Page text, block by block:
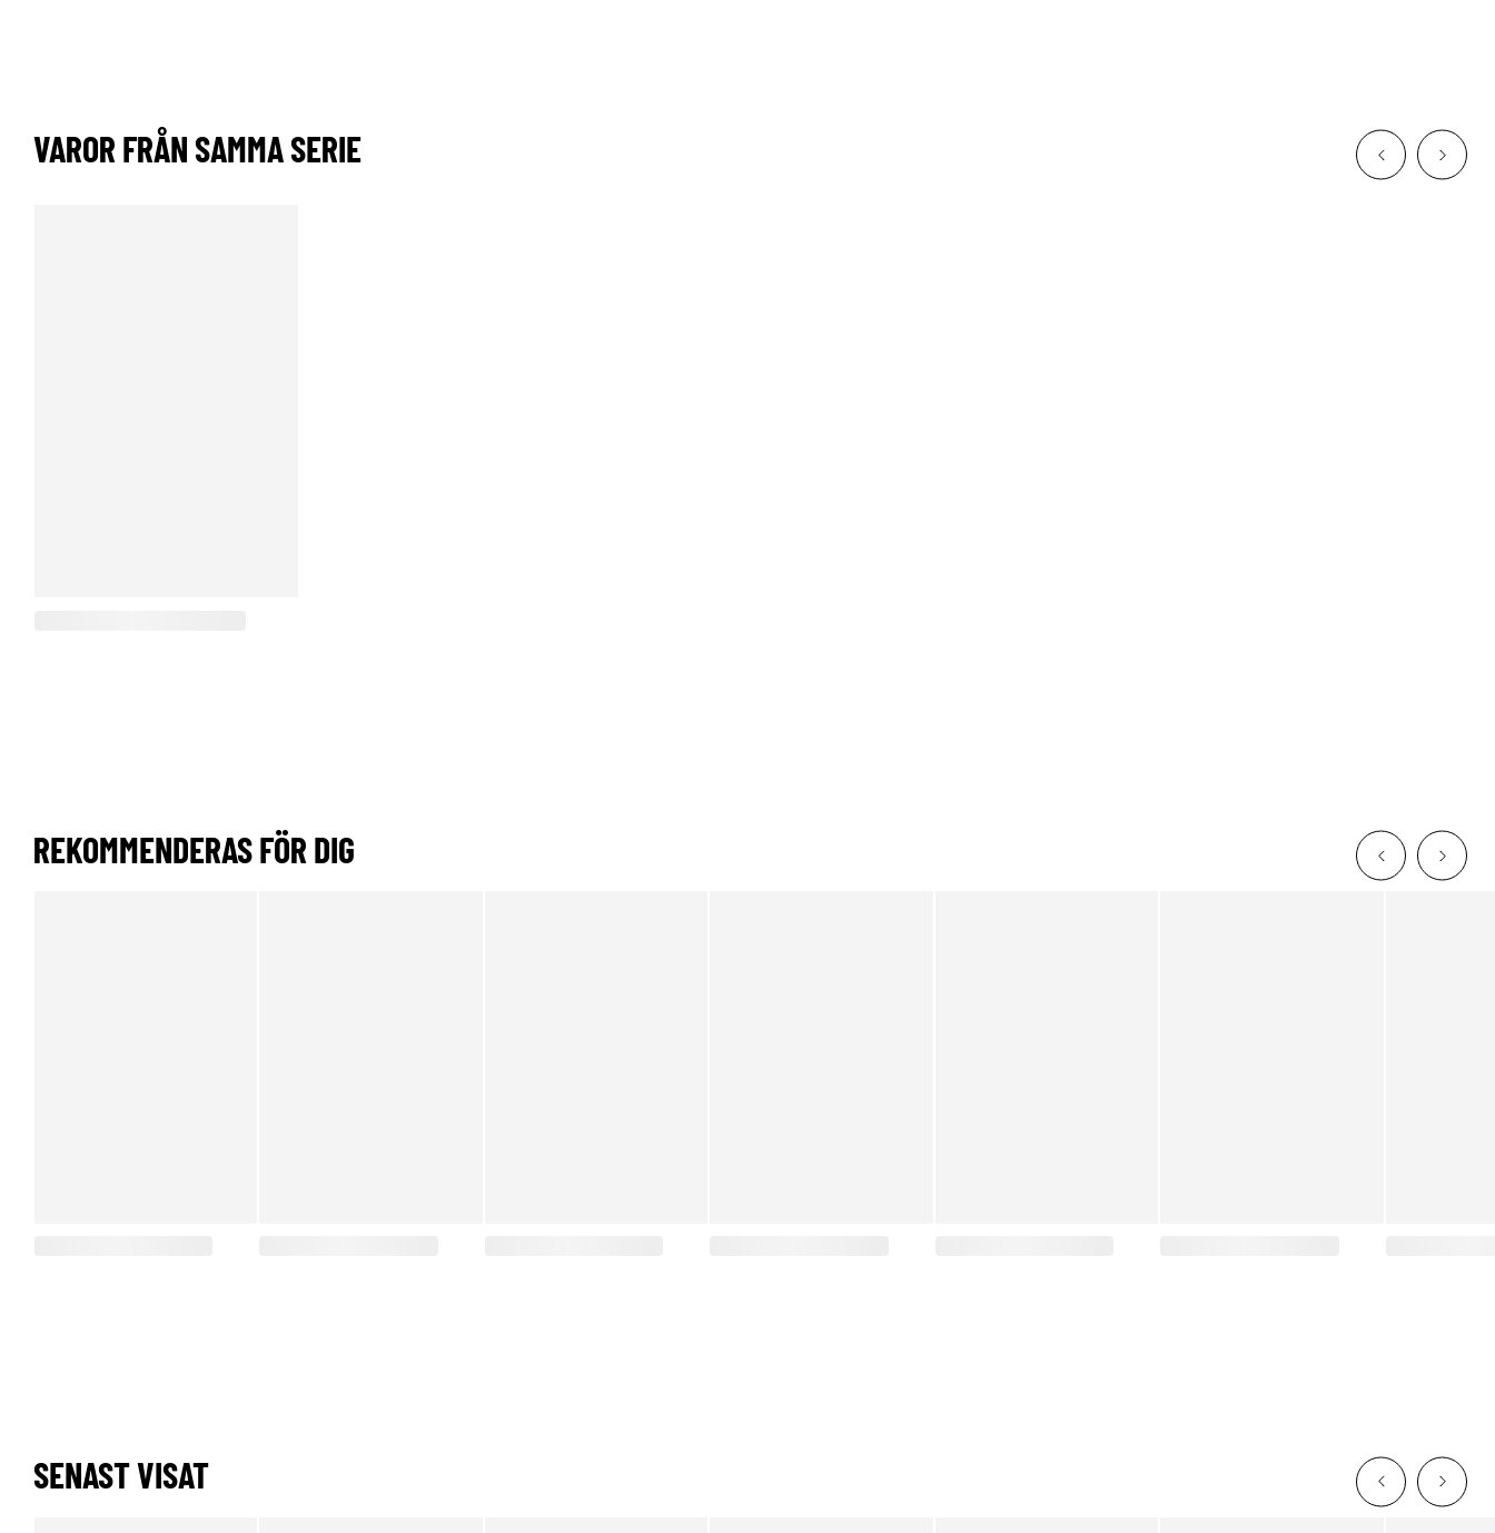
VAROR FRÅN SAMMA SERIE
REKOMMENDERAS FÖR DIG
SENAST VISAT